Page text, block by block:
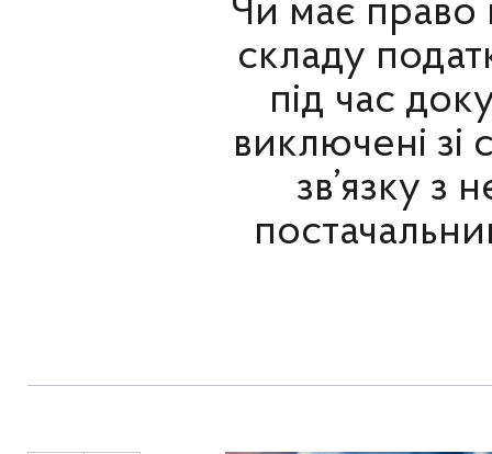
Чи має право
складу
під час
виключені зі
зв’язку з